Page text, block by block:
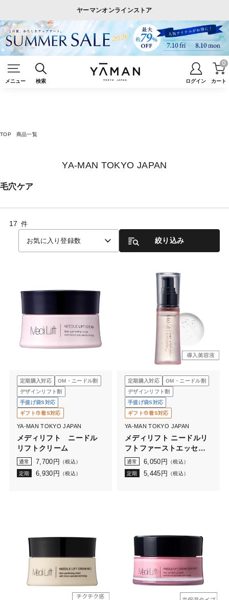
ヤーマンオンラインストア
メニュー 検索 ログイン カート
0
TOP 商品一覧
YA-MAN TOKYO JAPAN
毛穴ケア
17 件
お気に入り登録数 絞り込み
定期購入対応
OM・ニードル割
デザインリフト割
手提げ袋S対応
ギフト巾着S対応
YA-MAN TOKYO JAPAN
メディリフト ニードル
リフトクリーム
通常 7,700 円 （税込）
定期 6,930 円 （税込）
定期購入対応
OM・ニードル割
デザインリフト割
手提げ袋S対応
ギフト巾着S対応
YA-MAN TOKYO JAPAN
メディリフト ニードルリ
フトファーストエッセン
ス
通常 6,050 円 （税込）
定期 5,445 円 （税込）